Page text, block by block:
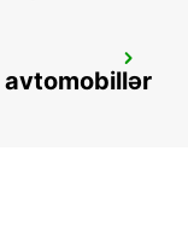
avtomobillər